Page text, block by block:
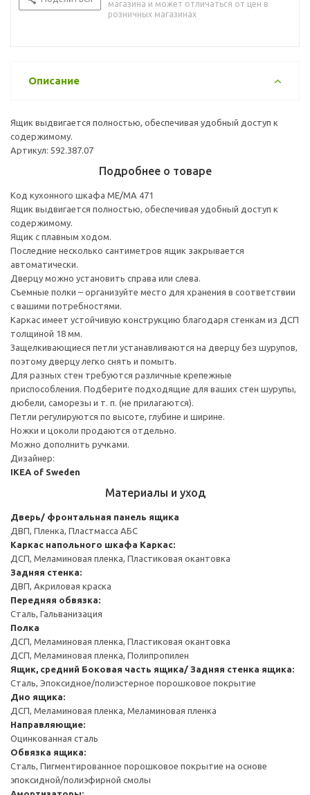
магазина и может отличаться от цен в
розничных магазинах
Описание
Ящик выдвигается полностью, обеспечивая удобный доступ к
содержимому.
Артикул: 592.387.07
Подробнее о товаре
Код кухонного шкафа ME/MA 471
Ящик выдвигается полностью, обеспечивая удобный доступ к
содержимому.
Ящик с плавным ходом.
Последние несколько сантиметров ящик закрывается
автоматически.
Дверцу можно установить справа или слева.
Съемные полки – организуйте место для хранения в соответствии
с вашими потребностями.
Каркас имеет устойчивую конструкцию благодаря стенкам из ДСП
толщиной 18 мм.
Защелкивающиеся петли устанавливаются на дверцу без шурупов,
поэтому дверцу легко снять и помыть.
Для разных стен требуются различные крепежные
приспособления. Подберите подходящие для ваших стен шурупы,
дюбели, саморезы и т. п. (не прилагаются).
Петли регулируются по высоте, глубине и ширине.
Ножки и цоколи продаются отдельно.
Можно дополнить ручками.
Дизайнер:
IKEA of Sweden
Материалы и уход
Дверь/ фронтальная панель ящика
ДВП, Пленка, Пластмасса АБС
Каркас напольного шкафа Каркас:
ДСП, Меламиновая пленка, Пластиковая окантовка
Задняя стенка:
ДВП, Акриловая краска
Передняя обвязка:
Сталь, Гальванизация
Полка
ДСП, Меламиновая пленка, Пластиковая окантовка
ДСП, Меламиновая пленка, Полипропилен
Ящик, средний Боковая часть ящика/ Задняя стенка ящика:
Сталь, Эпоксидное/полиэстерное порошковое покрытие
Дно ящика:
ДСП, Меламиновая пленка, Меламиновая пленка
Направляющие:
Оцинкованная сталь
Обвязка ящика:
Сталь, Пигментированное порошковое покрытие на основе
эпоксидной/полиэфирной смолы